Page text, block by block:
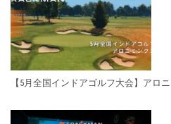
【5月全国インドアゴルフ大会】アロ